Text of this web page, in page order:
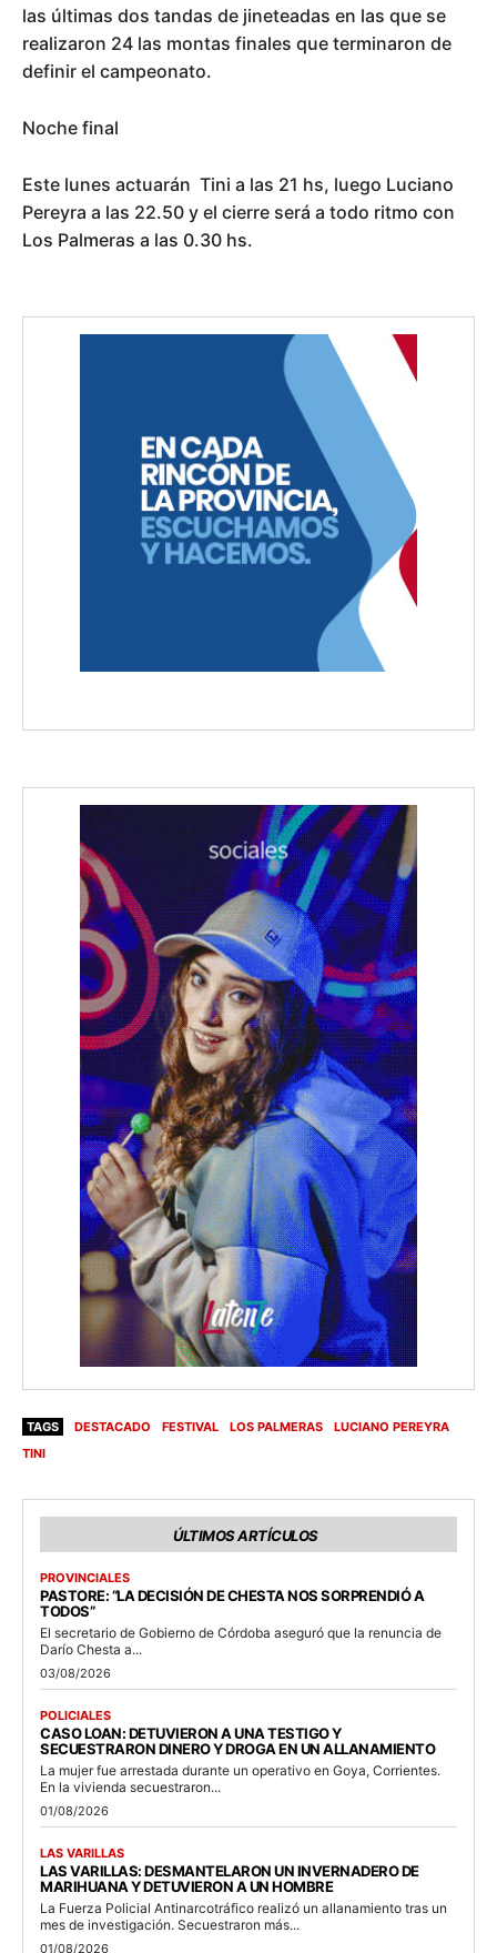
las últimas dos tandas de jineteadas en las que se
realizaron 24 las montas finales que terminaron de
definir el campeonato.
Noche final
Este lunes actuarán Tini a las 21 hs, luego Luciano
Pereyra a las 22.50 y el cierre será a todo ritmo con
Los Palmeras a las 0.30 hs.
TAGS DESTACADO FESTIVAL LOS PALMERAS
LUCIANO PEREYRA
TINI
ÚLTIMOS ARTÍCULOS
PROVINCIALES
PASTORE: “LA DECISIÓN DE CHESTA NOS SORPRENDIÓ A
TODOS”
El secretario de Gobierno de Córdoba aseguró que la renuncia de
Darío Chesta a...
03/08/2026
POLICIALES
CASO LOAN: DETUVIERON A UNA TESTIGO Y
SECUESTRARON DINERO Y DROGA EN UN ALLANAMIENTO
La mujer fue arrestada durante un operativo en Goya, Corrientes.
En la vivienda secuestraron...
01/08/2026
LAS VARILLAS
LAS VARILLAS: DESMANTELARON UN INVERNADERO DE
MARIHUANA Y DETUVIERON A UN HOMBRE
La Fuerza Policial Antinarcotráfico realizó un allanamiento tras un
mes de investigación. Secuestraron más...
01/08/2026